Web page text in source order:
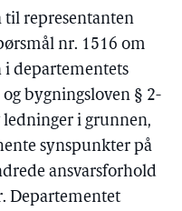
til representanten
nr. 1516 om
i departementets
bygningsloven § 2-
i grunnen,
synspunkter på
ansvarsforhold
Departementet